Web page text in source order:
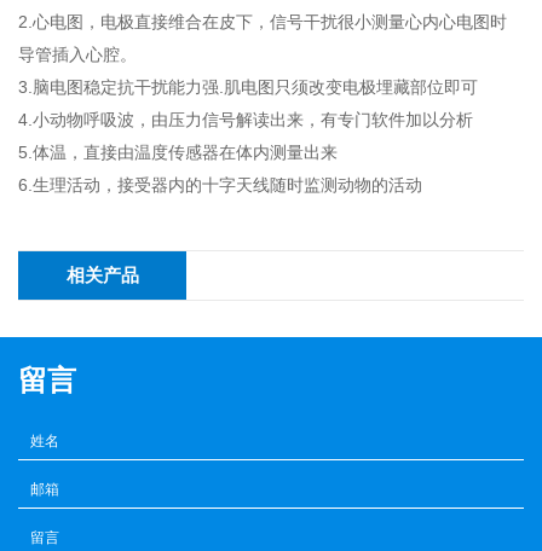
2.心电图，电极直接维合在皮下，信号干扰很小测量心内心电图时
导管插入心腔。
3.脑电图稳定抗干扰能力强.肌电图只须改变电极埋藏部位即可
4.小动物呼吸波，由压力信号解读出来，有专门软件加以分析
5.体温，直接由温度传感器在体内测量出来
6.生理活动，接受器内的十字天线随时监测动物的活动
相关产品
留言